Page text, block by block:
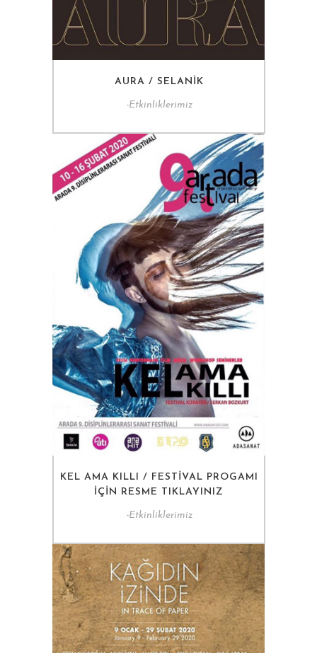
AURA / SELANIK
-Etkinliklerimiz
KEL AMA KILLI / FESTIVAL PROGAMI
IÇIN RESME TIKLAYINIZ
-Etkinliklerimiz